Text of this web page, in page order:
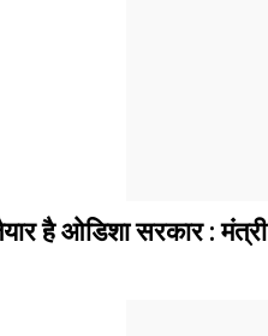
है ओडिशा सरकार : मंत्री